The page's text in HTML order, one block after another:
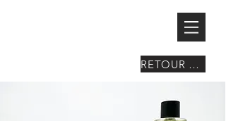
RETOUR À LA LISTE